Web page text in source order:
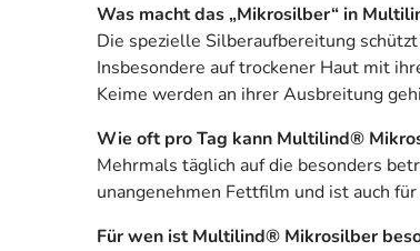
Was macht das „Mikrosilber“ in
Die spezielle Silberaufbereitung
Insbesondere auf trockener Haut mit
Keime werden an ihrer Ausbreitung
Wie oft pro Tag kann Multilind®
Mehrmals täglich auf die besonders
unangenehmen Fettfilm und ist auch
Für wen ist Multilind® Mikrosilber